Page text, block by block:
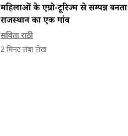
महिलाओं के एग्रो-टूरिज्म से सम्पन्न बनता
राजस्थान का एक गांव
सविता राठी
2 मिनट लंबा लेख